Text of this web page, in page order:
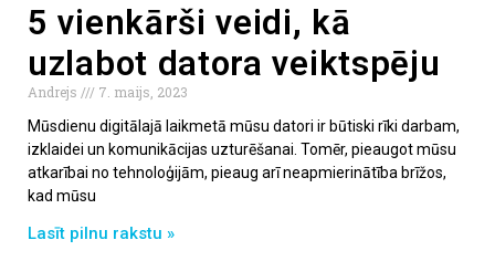
5 vienkārši veidi, kā
uzlabot datora veiktspēju
Andrejs
7. maijs, 2023
Mūsdienu digitālajā laikmetā mūsu datori ir būtiski rīki darbam,
izklaidei un komunikācijas uzturēšanai. Tomēr, pieaugot mūsu
atkarībai no tehnoloģijām, pieaug arī neapmierinātība brīžos,
kad mūsu
Lasīt pilnu rakstu »